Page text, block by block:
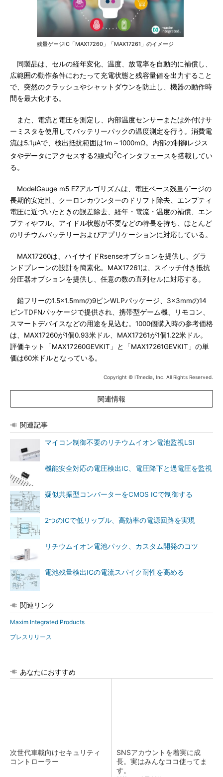
残量ゲージIC「MAX17260」「MAX17261」のイメージ
同製品は、セルの経年変化、温度、放電率を自動的に補償し、
広範囲の動作条件にわたって充電状態と残容量値を出力すること
で、突然のクラッシュやシャットダウンを防止し、機器の動作時
間を最大化する。
また、電流と電圧を測定し、内部温度センサーまたは外付けサ
ーミスタを使用してバッテリーパックの温度測定を行う。消費電
流は5.1μAで、検出抵抗範囲は1m～1000mΩ。内部の制御レジス
タやデータにアクセスする2線式I2Cインタフェースを搭載してい
る。
ModelGauge m5 EZアルゴリズムは、電圧ベース残量ゲージの
長期的安定性、クーロンカウンターのドリフト除去、エンプティ
電圧に近づいたときの誤差除去、経年・電流・温度の補償、エン
プティやフル、アイドル状態が不要などの特長を持ち、ほとんど
のリチウムバッテリーおよびアプリケーションに対応している。
MAX17260は、ハイサイドRsenseオプションを提供し、グラ
ンドプレーンの設計を簡素化。MAX17261は、スイッチ付き抵抗
分圧器オプションを提供し、任意の数の直列セルに対応する。
鉛フリーの1.5×1.5mmの9ピンWLPパッケージ、3×3mmの14
ピンTDFNパッケージで提供され、携帯型ゲーム機、リモコン、
スマートデバイスなどの用途を見込む。1000個購入時の参考価格
は、MAX17260が1個0.93米ドル、MAX17261が1個1.22米ドル。
評価キット「MAX17260GEVKIT」と「MAX17261GEVKIT」の単
価は60米ドルとなっている。
Copyright © ITmedia, Inc. All Rights Reserved.
関連情報
関連記事
マイコン制御不要のリチウムイオン電池監視LSI
機能安全対応の電圧検出IC、電圧降下と過電圧を監視
疑似共振型コンバーターをCMOS ICで制御する
2つのICで低リップル、高効率の電源回路を実現
リチウムイオン電池パック、カスタム開発のコツ
電池残量検出ICの電流スパイク耐性を高める
関連リンク
Maxim Integrated Products
プレスリリース
あなたにおすすめ
次世代車載向けセキュリティ
コントローラー
SNSアカウントを着実に成
長。実はみんなココ使ってま
す。